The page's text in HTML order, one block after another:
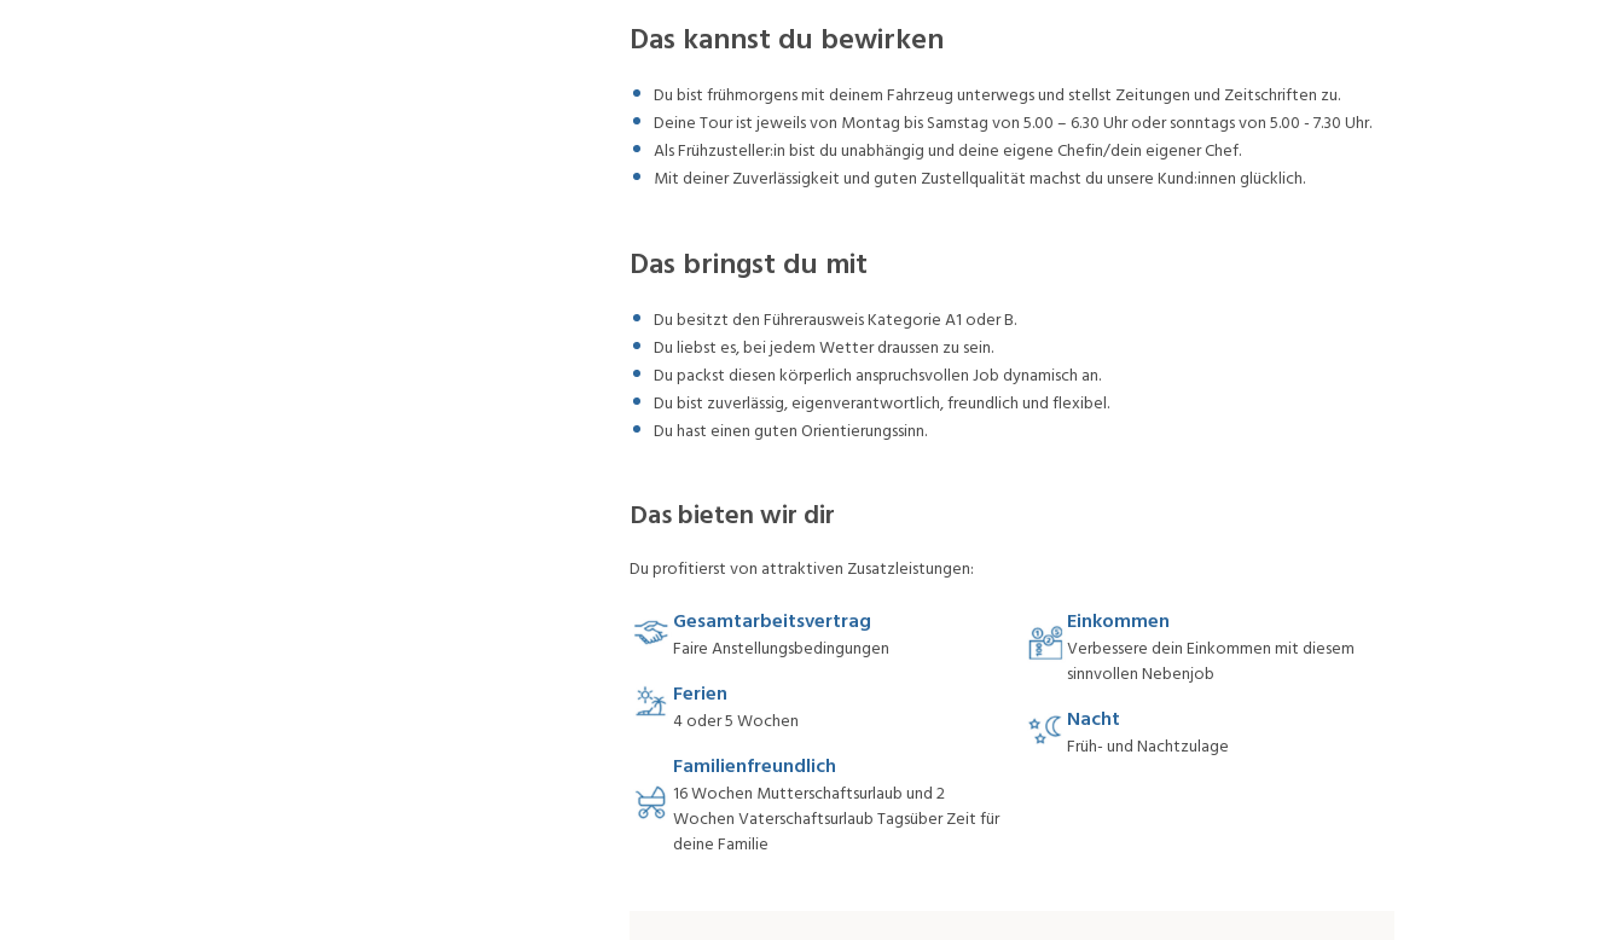
Das kannst du bewirken
Du bist frühmorgens mit deinem Fahrzeug unterwegs und stellst Zeitungen und Zeitschriften zu.
Deine Tour ist jeweils von Montag bis Samstag von 5.00 – 6.30 Uhr oder sonntags von 5.00 - 7.30 Uhr.
Als Frühzusteller:in bist du unabhängig und deine eigene Chefin/dein eigener Chef.
Mit deiner Zuverlässigkeit und guten Zustellqualität machst du unsere Kund:innen glücklich.
Das bringst du mit
Du besitzt den Führerausweis Kategorie A1 oder B.
Du liebst es, bei jedem Wetter draussen zu sein.
Du packst diesen körperlich anspruchsvollen Job dynamisch an.
Du bist zuverlässig, eigenverantwortlich, freundlich und flexibel.
Du hast einen guten Orientierungssinn.
Das bieten wir dir
Du profitierst von attraktiven Zusatzleistungen:
Gesamtarbeitsvertrag
Faire Anstellungsbedingungen
Ferien
4 oder 5 Wochen
Familienfreundlich
16 Wochen Mutterschaftsurlaub und 2
Wochen Vaterschaftsurlaub Tagsüber Zeit für
deine Familie
Einkommen
Verbessere dein Einkommen mit diesem
sinnvollen Nebenjob
Nacht
Früh- und Nachtzulage